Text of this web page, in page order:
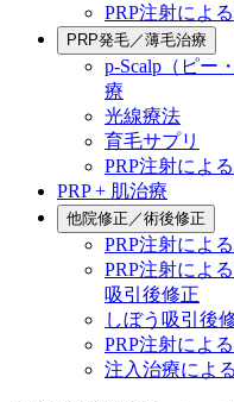
PRP注射によ
PRP発毛／薄毛治療
p-Scalp（ピー
療
光線療法
育毛サプリ
PRP注射によ
PRP + 肌治療
他院修正／術後修正
PRP注射によ
PRP注射によ
吸引後修正
しぼう吸引後
PRP注射によ
注入治療によ